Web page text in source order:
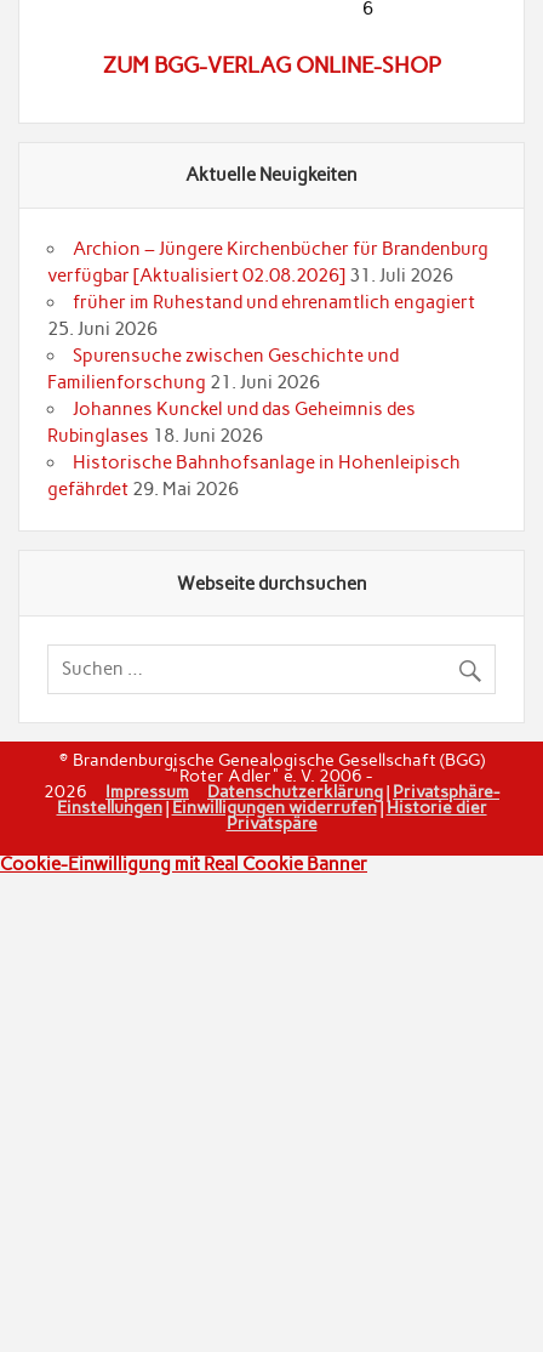
6
ZUM BGG-VERLAG ONLINE-SHOP
Aktuelle Neuigkeiten
Archion – Jüngere Kirchenbücher für Brandenburg
verfügbar [Aktualisiert 02.08.2026] 31. Juli 2026
früher im Ruhestand und ehrenamtlich engagiert
25. Juni 2026
Spurensuche zwischen Geschichte und
Familienforschung 21. Juni 2026
Johannes Kunckel und das Geheimnis des
Rubinglases 18. Juni 2026
Historische Bahnhofsanlage in Hohenleipisch
gefährdet 29. Mai 2026
Webseite durchsuchen
© Brandenburgische Genealogische Gesellschaft (BGG)
"Roter Adler" e. V. 2006 -
2026 Impressum Datenschutzerklärung| Privatsphäre-
Einstellungen| Einwilligungen widerrufen|Historie dier
Privatspäre
Cookie-Einwilligung mit Real Cookie Banner